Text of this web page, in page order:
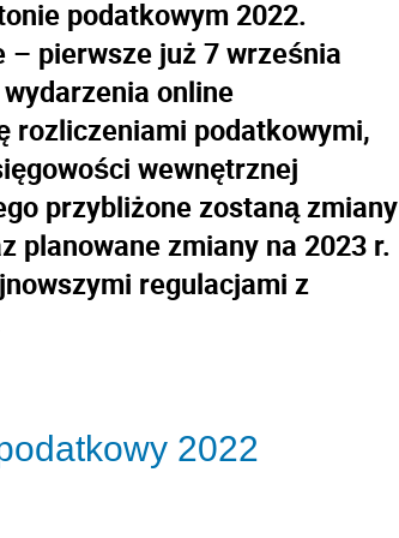
podatkowym 2022.
– pierwsze już 7 września
online
rozliczeniami podatkowymi,
wewnętrznej
przybliżone zostaną zmiany
planowane zmiany na 2023 r.
regulacjami z
2022